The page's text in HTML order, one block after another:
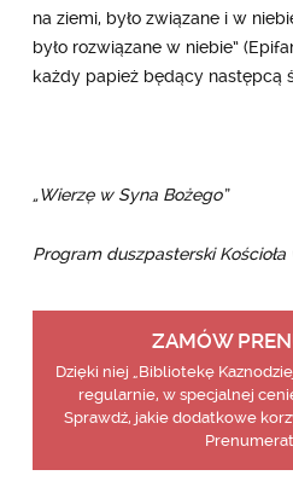
na ziemi, było związane i w
było rozwiązane w niebie”
każdy papież będący następcą
„Wierzę w Syna Bożego”
Program duszpasterski Kościoła
ZAMÓW
Dzięki niej „Bibliotekę
regularnie, w specjalnej
Sprawdź, jakie dodatkowe